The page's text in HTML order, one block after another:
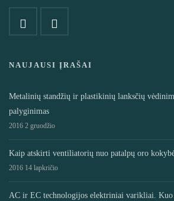
NAUJAUSI ĮRAŠAI
Metalinių standžių ir plastikinių lanksčių
palyginimas
2016 2 gruodžio
Kaip atskirti ventiliatorių nuo patalpų oro
2016 14 lapkričio
AC ir EC technologijos elektriniai varikliai.